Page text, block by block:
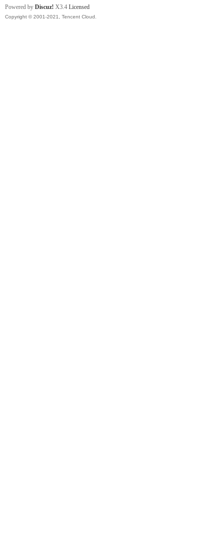
Powered by Discuz! X3.4 Licensed
Copyright © 2001-2021, Tencent Cloud.